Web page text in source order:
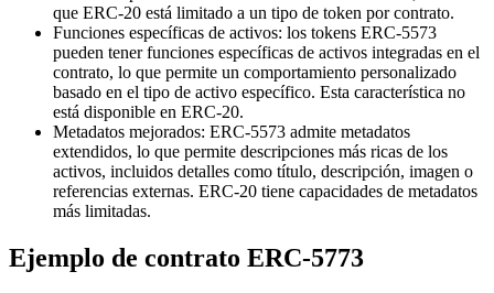
que ERC-20 está limitado a un tipo de token por contrato.
Funciones específicas de activos: los tokens ERC-5573
pueden tener funciones específicas de activos integradas en el
contrato, lo que permite un comportamiento personalizado
basado en el tipo de activo específico. Esta característica no
está disponible en ERC-20.
Metadatos mejorados: ERC-5573 admite metadatos
extendidos, lo que permite descripciones más ricas de los
activos, incluidos detalles como título, descripción, imagen o
referencias externas. ERC-20 tiene capacidades de metadatos
más limitadas.
Ejemplo de contrato ERC-5773